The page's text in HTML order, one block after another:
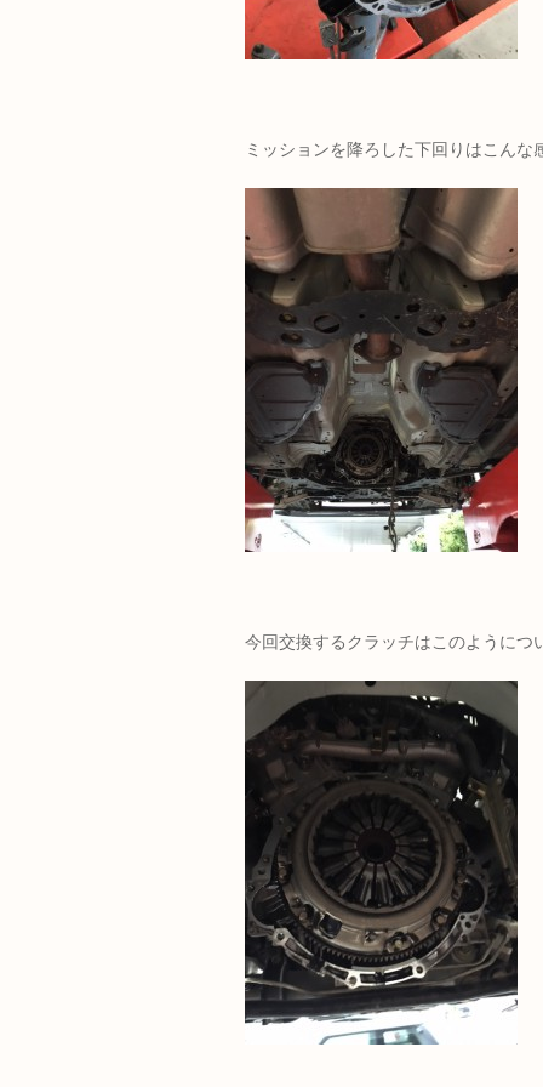
ミッションを降ろした下回りはこんな
今回交換するクラッチはこのようにつ